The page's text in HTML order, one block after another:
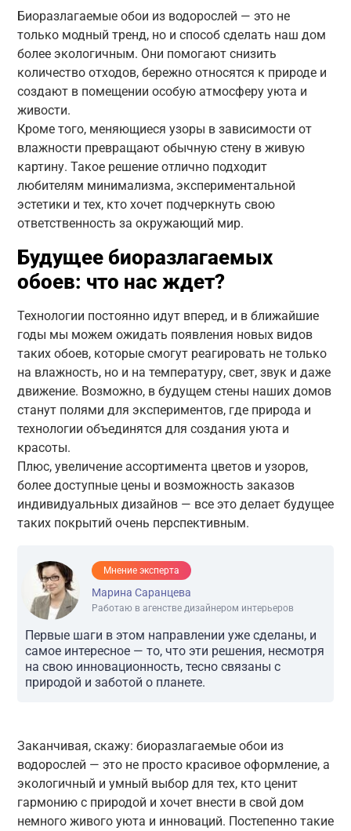
Биоразлагаемые обои из водорослей — это не
только модный тренд, но и способ сделать наш дом
более экологичным. Они помогают снизить
количество отходов, бережно относятся к природе и
создают в помещении особую атмосферу уюта и
живости.
Кроме того, меняющиеся узоры в зависимости от
влажности превращают обычную стену в живую
картину. Такое решение отлично подходит
любителям минимализма, экспериментальной
эстетики и тех, кто хочет подчеркнуть свою
ответственность за окружающий мир.
Будущее биоразлагаемых
обоев: что нас ждет?
Технологии постоянно идут вперед, и в ближайшие
годы мы можем ожидать появления новых видов
таких обоев, которые смогут реагировать не только
на влажность, но и на температуру, свет, звук и даже
движение. Возможно, в будущем стены наших домов
станут полями для экспериментов, где природа и
технологии объединятся для создания уюта и
красоты.
Плюс, увеличение ассортимента цветов и узоров,
более доступные цены и возможность заказов
индивидуальных дизайнов — все это делает будущее
таких покрытий очень перспективным.
Мнение эксперта
Марина Саранцева
Работаю в агенстве дизайнером интерьеров
Первые шаги в этом направлении уже сделаны, и
самое интересное — то, что эти решения, несмотря
на свою инновационность, тесно связаны с
природой и заботой о планете.
Заканчивая, скажу: биоразлагаемые обои из
водорослей — это не просто красивое оформление, а
экологичный и умный выбор для тех, кто ценит
гармонию с природой и хочет внести в свой дом
немного живого уюта и инноваций. Постепенно такие